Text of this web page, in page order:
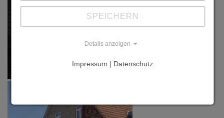
SPEICHERN
Details anzeigen
Impressum | Datenschutz